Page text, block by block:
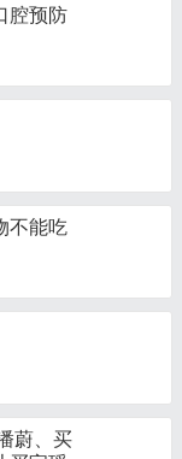
腔预防
不能吃
蔚、买